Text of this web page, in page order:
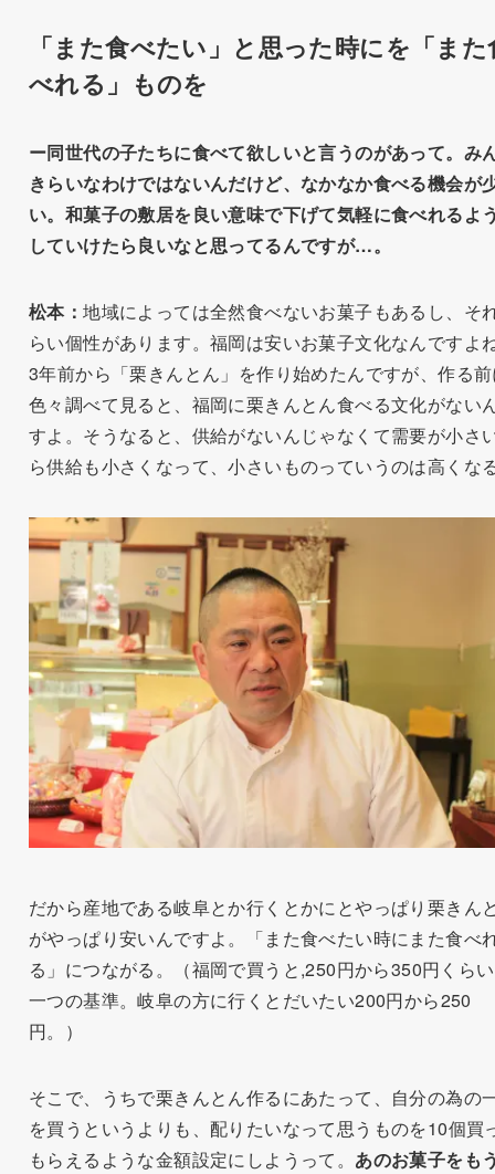
「また食べたい」と思った時にを「また
べれる」ものを
ー同世代の子たちに食べて欲しいと言うのがあって。み
きらいなわけではないんだけど、なかなか食べる機会が
い。和菓子の敷居を良い意味で下げて気軽に食べれるよ
していけたら良いなと思ってるんですが…。
松本：地域によっては全然食べないお菓子もあるし、そ
らい個性があります。福岡は安いお菓子文化なんですよ
3年前から「栗きんとん」を作り始めたんですが、作る
色々調べて見ると、福岡に栗きんとん食べる文化がない
すよ。そうなると、供給がないんじゃなくて需要が小さ
ら供給も小さくなって、小さいものっていうのは高くな
だから産地である岐阜とか行くとかにとやっぱり栗きん
がやっぱり安いんですよ。「また食べたい時にまた食べ
る」につながる。（福岡で買うと,250円から350円くら
一つの基準。岐阜の方に行くとだいたい200円から250
円。）
そこで、うちで栗きんとん作るにあたって、自分の為の
を買うというよりも、配りたいなって思うものを10個買
もらえるような金額設定にしようって。 あのお菓子をも